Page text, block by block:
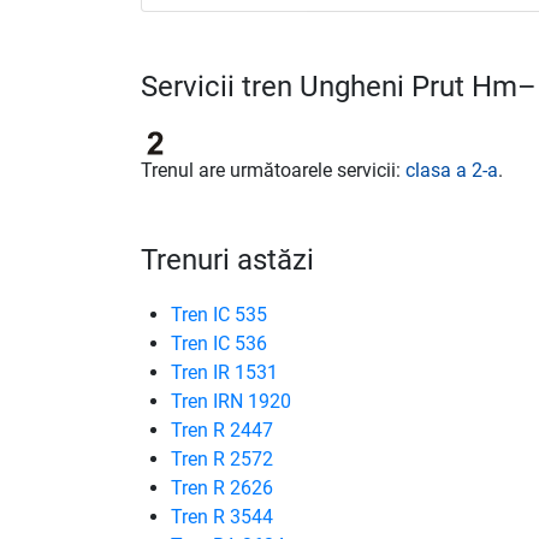
Servicii tren Ungheni Prut
Trenul are următoarele servicii: clasa a 2-a.
Trenuri astăzi
Tren IC 535
Tren IC 536
Tren IR 1531
Tren IRN 1920
Tren R 2447
Tren R 2572
Tren R 2626
Tren R 3544